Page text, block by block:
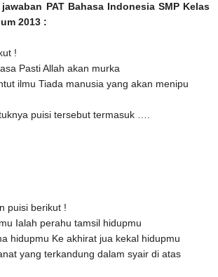
PAT Bahasa Indonesia SMP Kelas
2013 :
!
Pasti Allah akan murka
ilmu Tiada manusia yang akan menipu
puisi tersebut termasuk ….
puisi berikut !
Ialah perahu tamsil hidupmu
hidupmu Ke akhirat jua kekal hidupmu
yang terkandung dalam syair di atas